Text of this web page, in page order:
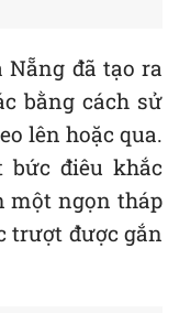
đã tạo ra
bằng cách sử
lên hoặc qua.
bức điêu khắc
một ngọn tháp
trượt được gắn